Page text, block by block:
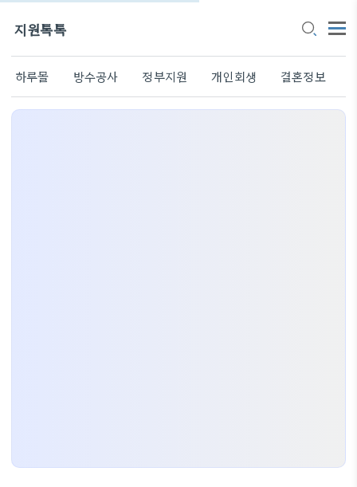
지원톡톡
하루몰 방수공사 정부지원 개인회생 결혼정보